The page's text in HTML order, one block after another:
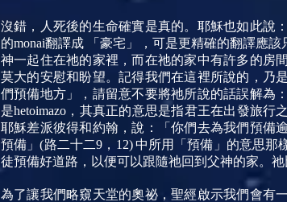
沒錯，人死後的生命確實是真的。耶穌也如此說
的monai翻譯成 「豪宅」，可是更精確的翻譯應
神一起住在祂的家裡，而在祂的家中有許多的房
莫大的安慰和盼望。記得我們在這裡所說的，乃
們預備地方」，請留意不要將祂所說的話誤解為
是hetoimazo，其真正的意思是指君王在出發旅
耶穌差派彼得和約翰，說：「你們去為我們預備
預備」(路二十二9，12) 中所用「預備」的意思那
徒預備好道路，以便可以跟隨祂回到父神的家。
為了讓我們略窺天堂的奧祕，聖經啟示我們會有